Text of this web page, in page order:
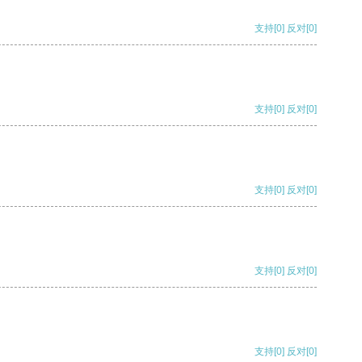
支持[0] 反对[0]
支持[0] 反对[0]
支持[0] 反对[0]
支持[0] 反对[0]
支持[0] 反对[0]